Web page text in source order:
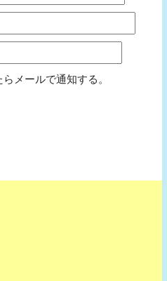
メールで通知する。